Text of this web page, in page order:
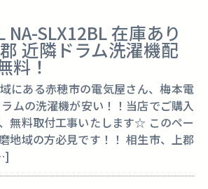
NA-SLX12BL 在庫あり
近隣ドラム洗濯機配
料！
にある赤穂市の電気屋さん、梅本電
ムの洗濯機が安い！！当店でご購入
無料取付工事いたします☆ このペー
地域の方必見です！！ 相生市、上郡